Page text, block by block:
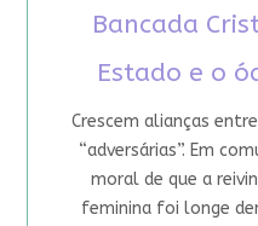
Bancada
Estado e o
Crescem alianças
“adversárias”. Em
moral de que a
feminina foi longe